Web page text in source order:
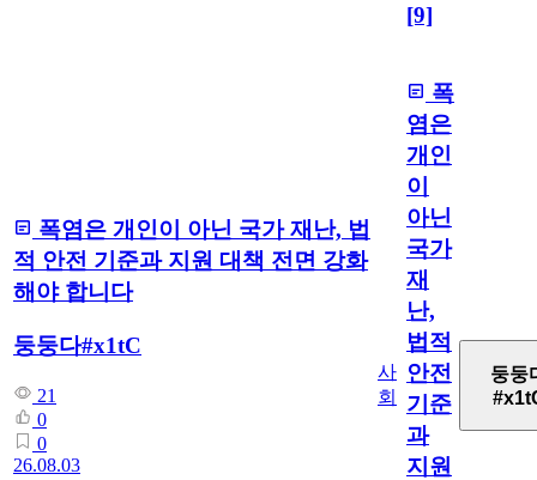
[9]
폭염은 개인이 아닌 국가 재난, 법
적 안전 기준과 지원 대책 전면 강화
해야 합니다
둥둥다#x1tC
21
0
0
26.08.03
사
회
폭
염은
개인
이
아닌
국가
재
난,
법적
안전
기준
과
지원
둥둥